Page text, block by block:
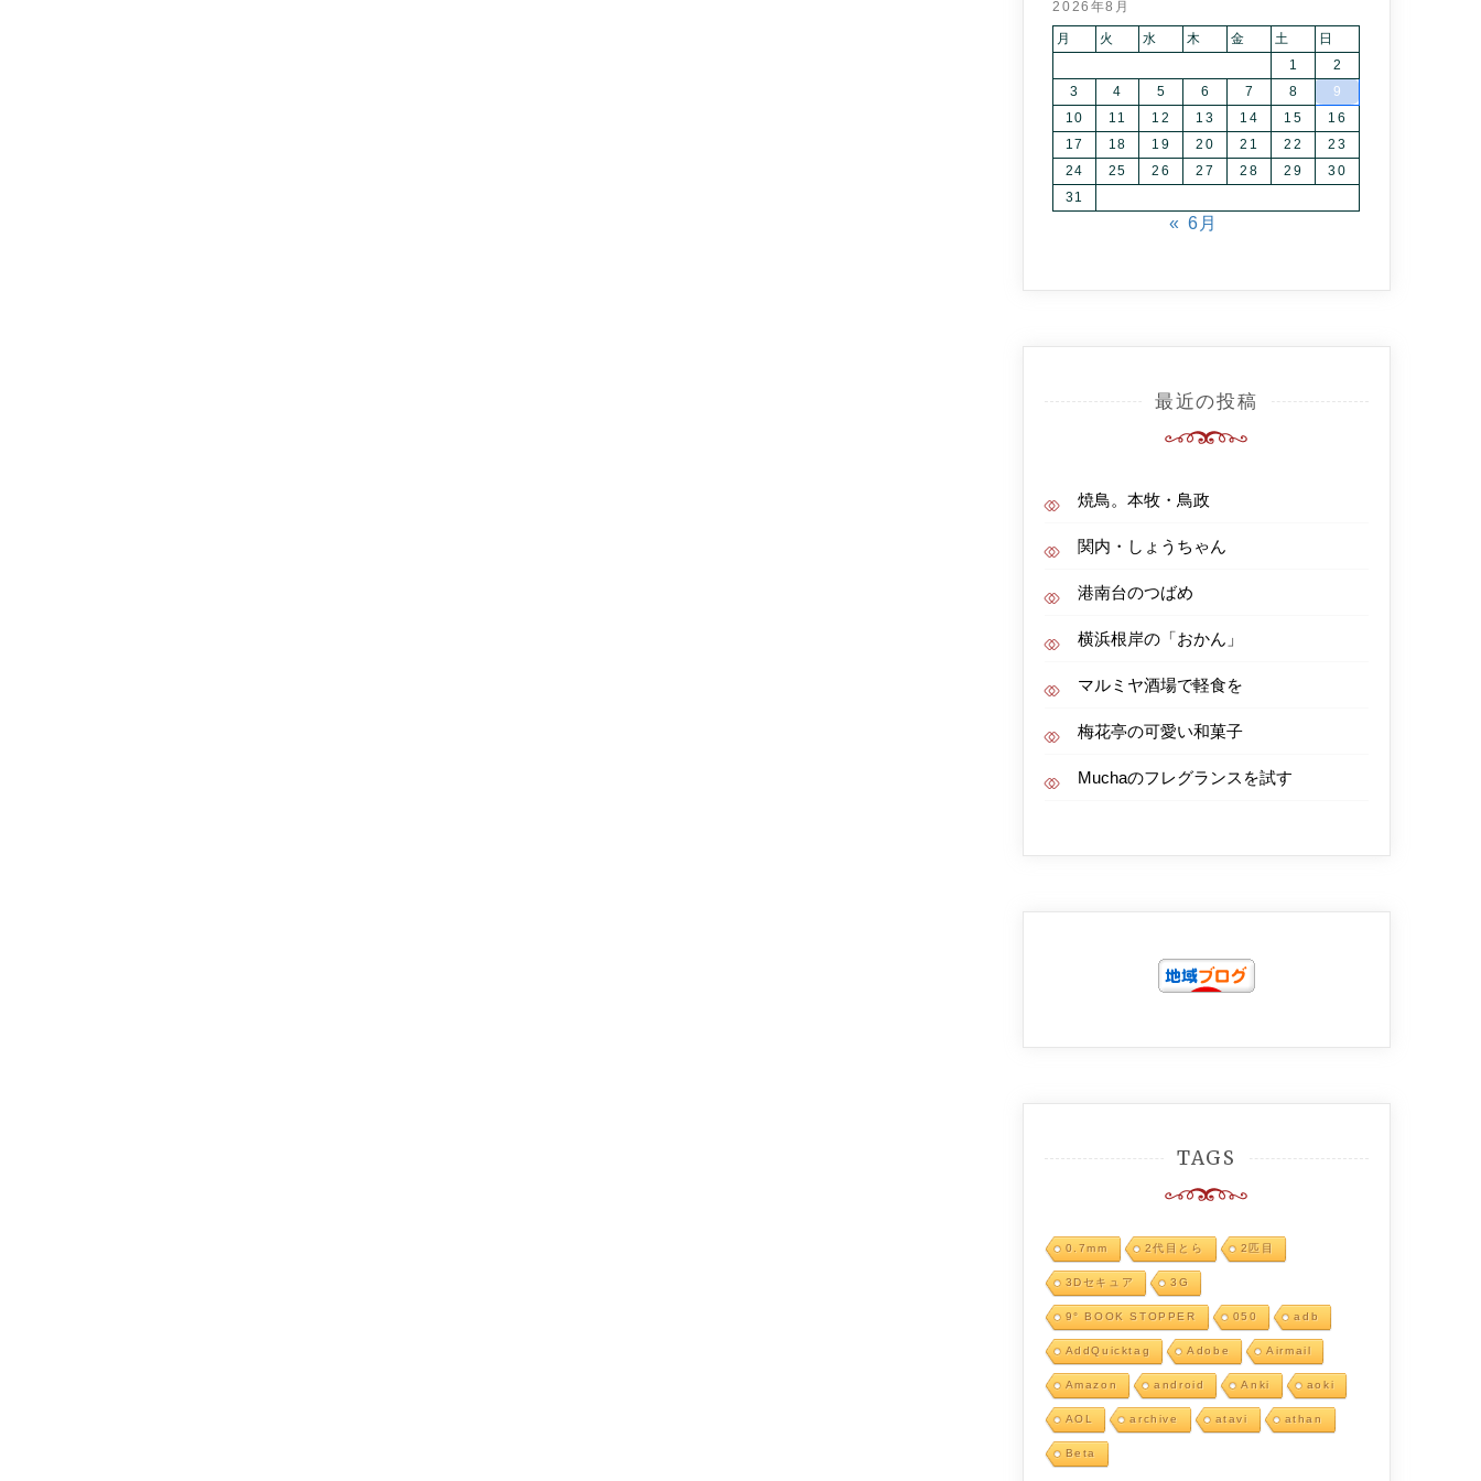
2026年8月
月 火 水 木 金 土
日
1
2
3
4 5 6 7 8
9
10
11 12 13 14 15
16
17
18 19 20 21 22
23
24
25 26 27 28 29
30
31
« 6月
最近の投稿
焼鳥。本牧・鳥政
関内・しょうちゃん
港南台のつばめ
横浜根岸の「おかん」
マルミヤ酒場で軽食を
梅花亭の可愛い和菓子
Muchaのフレグランスを試す
TAGS
0.7mm 2代目とら 2匹目
3Dセキュア 3G
9° BOOK STOPPER 050 adb
AddQuicktag Adobe Airmail
Amazon android Anki aoki
AOL archive atavi athan
Beta